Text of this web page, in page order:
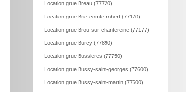
Location grue Breau (77720)
Location grue Brie-comte-robert (77170)
Location grue Brou-sur-chantereine (77177)
Location grue Burcy (77890)
Location grue Bussieres (77750)
Location grue Bussy-saint-georges (77600)
Location grue Bussy-saint-martin (77600)